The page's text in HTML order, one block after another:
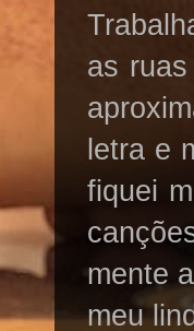
as
letra e
fiquei
mente
meu